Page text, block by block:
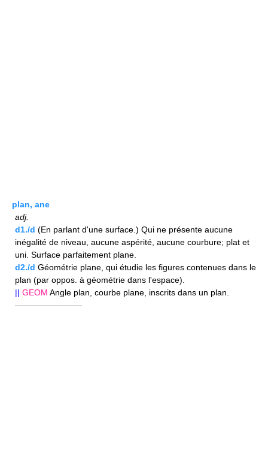
plan, ane
adj.
d1./d (En parlant d'une surface.) Qui ne présente aucune
inégalité de niveau, aucune aspérité, aucune courbure; plat et
uni. Surface parfaitement plane.
d2./d Géométrie plane, qui étudie les figures contenues dans le
plan (par oppos. à géométrie dans l'espace).
|| GEOM Angle plan, courbe plane, inscrits dans un plan.
————————